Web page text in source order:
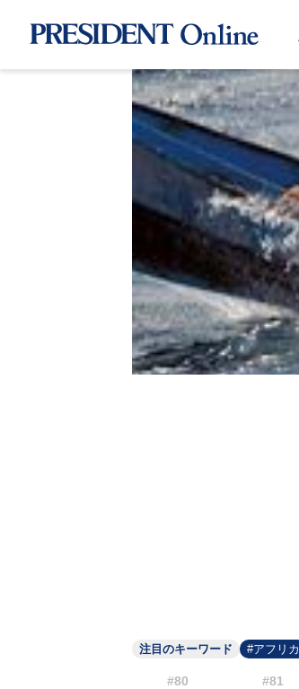
注目のキーワード #アフリカ
#80 #81